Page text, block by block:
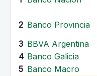
2 Banco Provincia
3 BBVA Argentina
4 Banco Galicia
5 Banco Macro